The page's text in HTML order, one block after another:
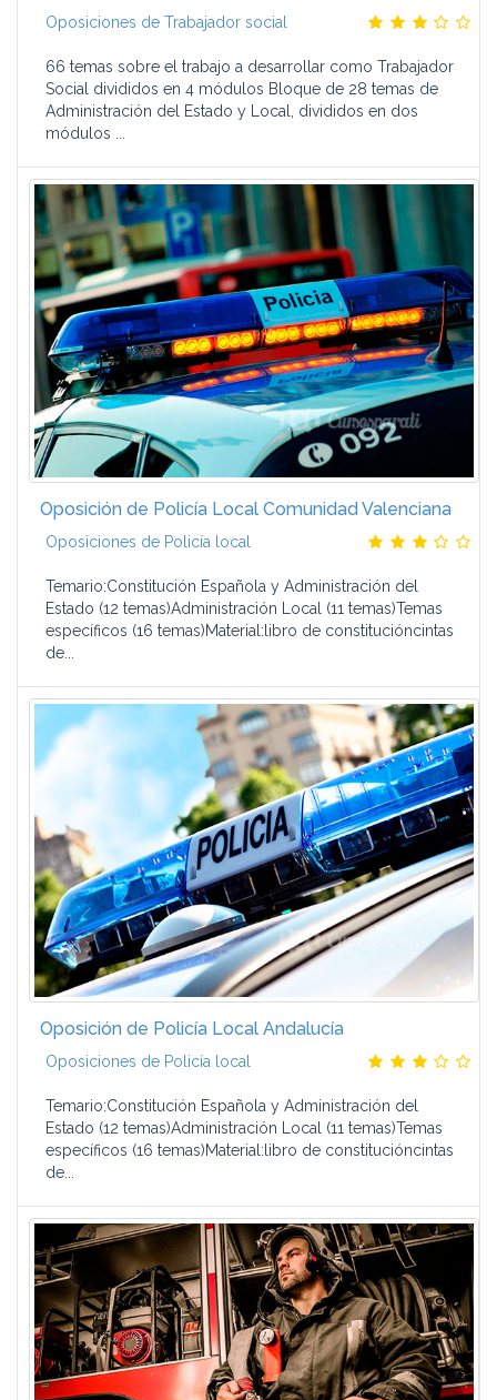
Oposiciones de Trabajador social
66 temas sobre el trabajo a desarrollar como Trabajador
Social divididos en 4 módulos Bloque de 28 temas de
Administración del Estado y Local, divididos en dos
módulos ...
Oposición de Policía Local Comunidad Valenciana
Oposiciones de Policía local
Temario:Constitución Española y Administración del
Estado (12 temas)Administración Local (11 temas)Temas
específicos (16 temas)Material:libro de constitucióncintas
de...
Oposición de Policía Local Andalucía
Oposiciones de Policía local
Temario:Constitución Española y Administración del
Estado (12 temas)Administración Local (11 temas)Temas
específicos (16 temas)Material:libro de constitucióncintas
de...